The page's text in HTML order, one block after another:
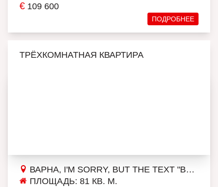
€ 109 600
ПОДРОБНЕЕ
ТРЁХКОМНАТНАЯ КВАРТИРА
ВАРНА, I'M SORRY, BUT THE TEXT "ВЛАДИСЛАВ ВАРНЕНЧИК 1" DOESN'T PROVIDE ENOUGH CONTEXT FOR AN ACCURATE TRANSLATION. COULD YOU PLEASE PROVIDE MORE INFORMATION OR A COMPLETE SENTENCE FOR ME TO WORK WITH?
ПЛОЩАДЬ: 81 КВ. М.